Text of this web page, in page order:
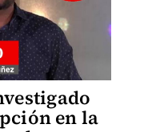
en la